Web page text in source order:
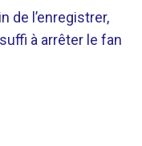
de l’enregistrer,
à arrêter le fan